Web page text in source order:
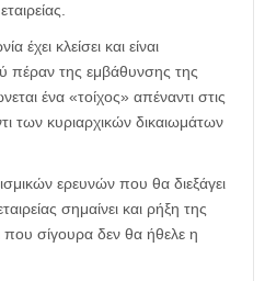
κλείσει και είναι
πέραν της εμβάθυνσης της
ένα «τοίχος» απέναντι στις
των κυριαρχικών δικαιωμάτων
ερευνών που θα διεξάγει
σημαίνει και ρήξη της
που σίγουρα δεν θα ήθελε η